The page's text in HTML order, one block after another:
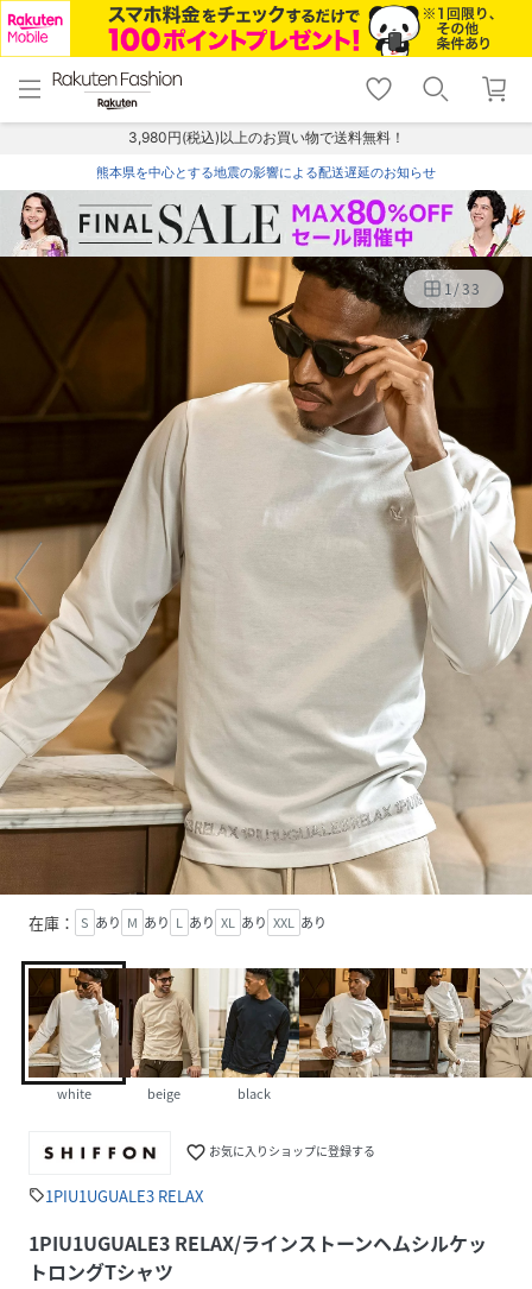
menu home
トップ
shopping_cart lock_outline
ログイン
3,980円(税込)以上のお買い物で送料無料！
熊本県を中心とする地震の影響による配送遅延のお知らせ
1/33
在庫： S あり M あり L あり XL あり XXL あり
white beige black
favorite_border お気に入りショップに登録する
sell1PIU1UGUALE3 RELAX
1PIU1UGUALE3 RELAX/ラインストーンヘムシルケッ
トロングTシャツ